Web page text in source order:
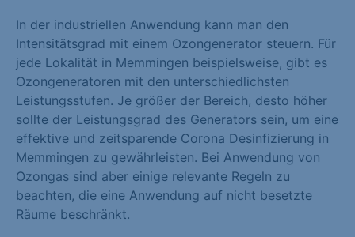
In der industriellen Anwendung kann man den
Intensitätsgrad mit einem Ozongenerator steuern. Für
jede Lokalität in Memmingen beispielsweise, gibt es
Ozongeneratoren mit den unterschiedlichsten
Leistungsstufen. Je größer der Bereich, desto höher
sollte der Leistungsgrad des Generators sein, um eine
effektive und zeitsparende Corona Desinfizierung in
Memmingen zu gewährleisten. Bei Anwendung von
Ozongas sind aber einige relevante Regeln zu
beachten, die eine Anwendung auf nicht besetzte
Räume beschränkt.